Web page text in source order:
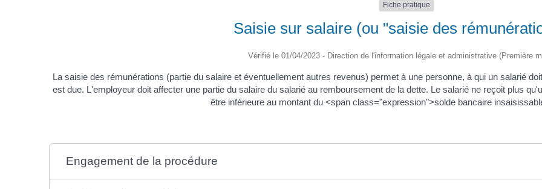
Fiche pratique
Saisie sur salaire (ou "saisie des
Vérifié le 01/04/2023 - Direction de l'information légale et administrative (Première
La saisie des rémunérations (partie du salaire et éventuellement autres revenus) permet à une personne, à qui un salarié
est due. L'employeur doit affecter une partie du salaire du salarié au remboursement de la dette. Le salarié ne reçoit plus
être inférieure au montant du <span class="expression">solde bancaire
Engagement de la procédure